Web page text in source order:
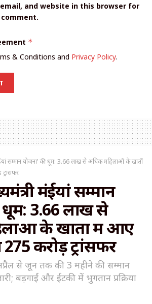
email, and website in this browser for
*
& Conditions and Privacy Policy.
सम्मान योजना’ की धूम: 3.66 लाख से अधिक महिलाओं के खातों
मंईयां सम्मान
धूम: 3.66 लाख से
के खातों में आए
करोड़ ट्रांसफर
से जून तक की 3 महीने की सम्मान
बड़गाईं और ईटकी में भुगतान प्रक्रिया